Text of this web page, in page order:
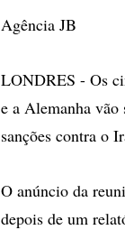
Agência JB
LONDRES - Os
e a Alemanha
sanções contra o
O anúncio da
depois de um